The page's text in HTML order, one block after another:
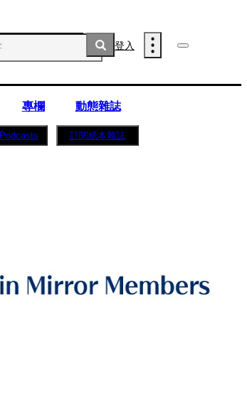
登入
專欄
動態雜誌
Podcasts 訂閱紙本雜誌